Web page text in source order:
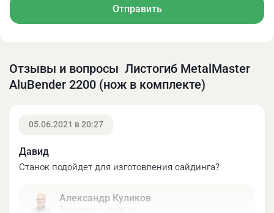
рельсой для роликового ножа служит прижимная
балка листогиба.
Отправить
Отзывы и вопросы Листогиб MetalMaster
AluBender 2200 (нож в комплекте)
05.06.2021 в 20:27
Давид
Станок подойдет для изготовления сайдинга?
Александр Куликов